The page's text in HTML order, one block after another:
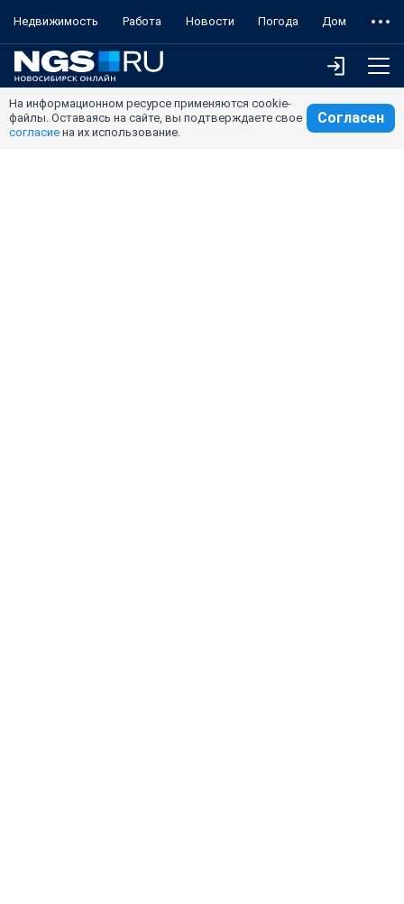
Недвижимость Работа Новости Погода Дом
На информационном ресурсе применяются cookie-
файлы. Оставаясь на сайте, вы подтверждаете свое
согласие на их использование.
Согласен